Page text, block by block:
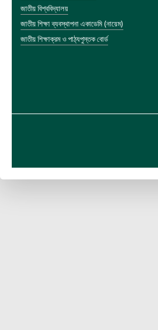
জাতীয় বিশ্ববিদ্যালয়
জাতীয় শিক্ষা ব্যবস্থাপনা একাডেমি (নায়েম)
জাতীয় শিক্ষাক্রম ও পাঠ্যপুস্তক বোর্ড